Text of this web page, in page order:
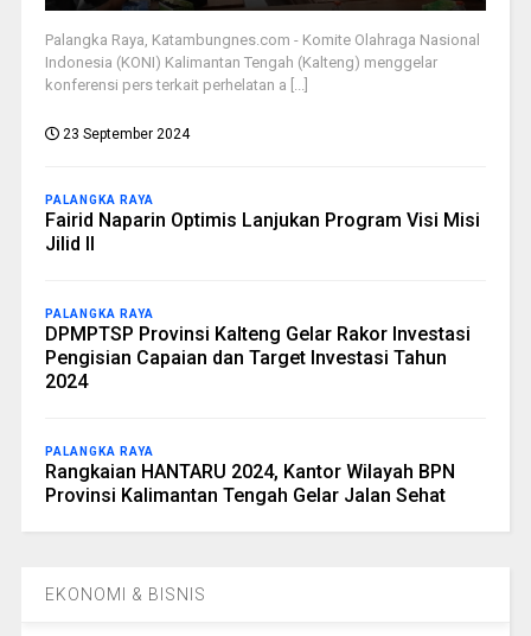
Palangka Raya, Katambungnes.com - Komite Olahraga Nasional
Indonesia (KONI) Kalimantan Tengah (Kalteng) menggelar
konferensi pers terkait perhelatan a [...]
23 September 2024
PALANGKA RAYA
Fairid Naparin Optimis Lanjukan Program Visi Misi
Jilid II
PALANGKA RAYA
DPMPTSP Provinsi Kalteng Gelar Rakor Investasi
Pengisian Capaian dan Target Investasi Tahun
2024
PALANGKA RAYA
Rangkaian HANTARU 2024, Kantor Wilayah BPN
Provinsi Kalimantan Tengah Gelar Jalan Sehat
EKONOMI & BISNIS